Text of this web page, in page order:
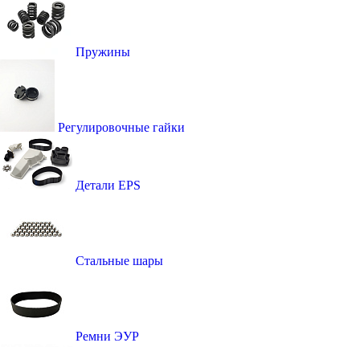
Пружины
Регулировочные гайки
Детали EPS
Стальные шары
Ремни ЭУР